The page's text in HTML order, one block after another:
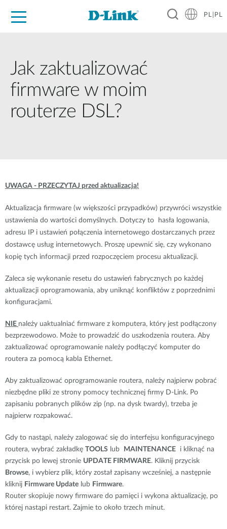
PL|PL
Jak zaktualizować
firmware w moim
routerze DSL?
UWAGA - PRZECZYTAJ przed aktualizacją!
Aktualizacja firmware (w większości przypadków) przywróci wszystkie
ustawienia do wartości domyślnych. Dotyczy to hasła logowania,
adresu IP i ustawień połączenia internetowego dostarczanych przez
dostawcę usług internetowych. Proszę upewnić się, czy wykonano
kopię tych informacji przed rozpoczęciem procesu aktualizacji.
Zaleca się wykonanie resetu do ustawień fabrycznych po każdej
aktualizacji oprogramowania, aby uniknąć konfliktów z poprzednimi
konfiguracjami.
NIE należy uaktualniać firmware z komputera, który jest podłączony
bezprzewodowo. Może to prowadzić do uszkodzenia routera. Aby
zaktualizować oprogramowanie należy podłączyć komputer do
routera za pomocą kabla Ethernet.
Aby zaktualizować oprogramowanie routera, należy najpierw pobrać
niezbędne pliki ze strony pomocy technicznej firmy D-Link. Po
zapisaniu pobranych plików zip (np. na dysk twardy), trzeba je
najpierw rozpakować.
Gdy to nastąpi, należy zalogować się do interfejsu konfiguracyjnego
routera, wybrać zakładkę TOOLS lub MAINTENANCE i kliknąć na
przycisk po lewej stronie UPDATE FIRMWARE. Kliknij przycisk
Browse, i wybierz plik, który został zapisany wcześniej, a następnie
kliknij Firmware Update lub Firmware.
Router skopiuje nowy firmware do pamięci i wykona aktualizację, po
której nastąpi restart. Zajmie to około trzech minut.